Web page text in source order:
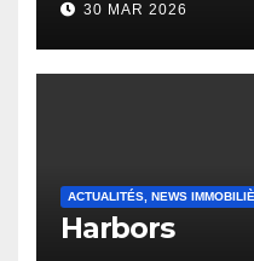
30 MAR 2026
ACTUALITÉS, NEWS
Harbors